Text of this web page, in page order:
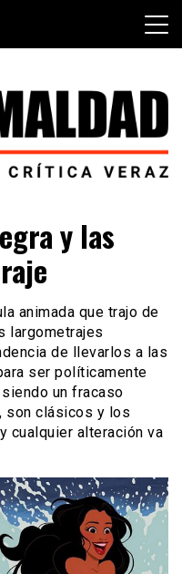
y las
animada que trajo de
largometrajes
de llevarlos a las
ser políticamente
un fracaso
son clásicos y los
cualquier alteración va